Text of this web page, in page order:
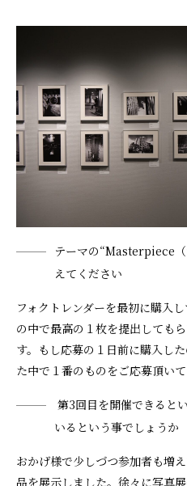
テーマの“Masterpiece
えてください
フォクトレンダーを最初に購入
の中で最高の１枚を提出しても
す。もし応募の１日前に購入し
た中で１番のものをご応募頂いて
第3回目を開催できると
いるという事でしょうか
おかげ様で少しづつ参加者も増
品を展示しました。徐々に写真